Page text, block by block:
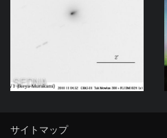
SEDNA
サイトマップ